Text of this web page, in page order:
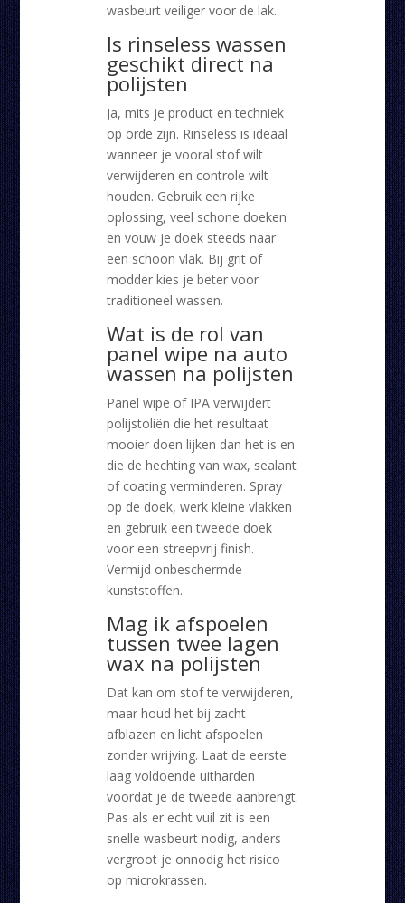
wasbeurt veiliger voor de lak.
Is rinseless wassen
geschikt direct na
polijsten
Ja, mits je product en techniek
op orde zijn. Rinseless is ideaal
wanneer je vooral stof wilt
verwijderen en controle wilt
houden. Gebruik een rijke
oplossing, veel schone doeken
en vouw je doek steeds naar
een schoon vlak. Bij grit of
modder kies je beter voor
traditioneel wassen.
Wat is de rol van
panel wipe na auto
wassen na polijsten
Panel wipe of IPA verwijdert
polijstoliën die het resultaat
mooier doen lijken dan het is en
die de hechting van wax, sealant
of coating verminderen. Spray
op de doek, werk kleine vlakken
en gebruik een tweede doek
voor een streepvrij finish.
Vermijd onbeschermde
kunststoffen.
Mag ik afspoelen
tussen twee lagen
wax na polijsten
Dat kan om stof te verwijderen,
maar houd het bij zacht
afblazen en licht afspoelen
zonder wrijving. Laat de eerste
laag voldoende uitharden
voordat je de tweede aanbrengt.
Pas als er echt vuil zit is een
snelle wasbeurt nodig, anders
vergroot je onnodig het risico
op microkrassen.